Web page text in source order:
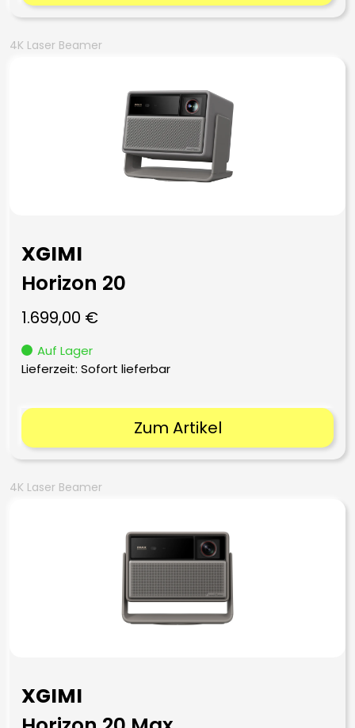
4K Laser Beamer
XGIMI
Horizon 20
1.699,00 €
Auf Lager
Lieferzeit: Sofort lieferbar
Zum Artikel
4K Laser Beamer
XGIMI